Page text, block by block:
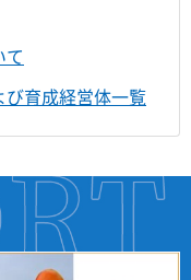
育成経営体一覧